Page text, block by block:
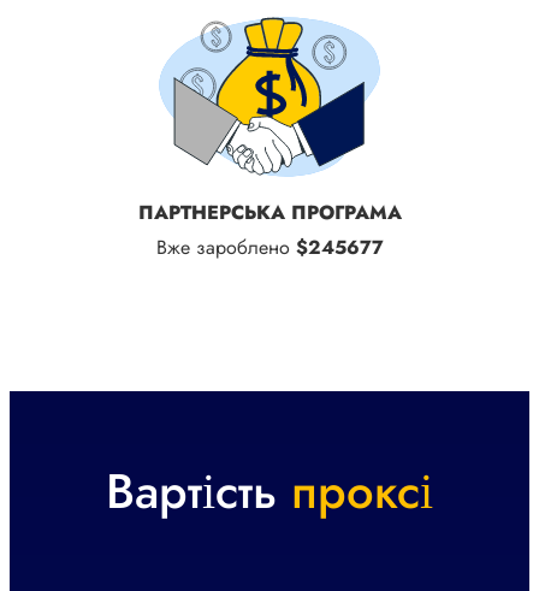
ПАРТНЕРСЬКА ПРОГРАМА
Вже зароблено $245677
Вартість проксі